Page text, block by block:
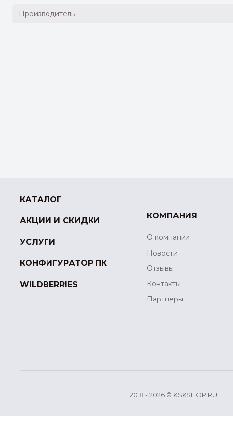
Производитель
КАТАЛОГ
АКЦИИ И СКИДКИ
УСЛУГИ
КОНФИГУРАТОР ПК
WILDBERRIES
КОМПАНИЯ
О компании
Новости
Отзывы
Контакты
Партнеры
2018 - 2026 © KSKSHOP.RU